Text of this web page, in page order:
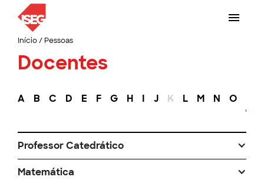
Início/ Pessoas
Docentes
A B C D E F G H I J K L M N O
Professor Catedrático
Matemática